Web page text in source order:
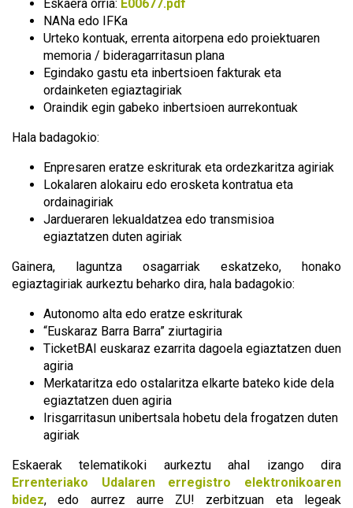
Eskaera orria: E00677.pdf
NANa edo IFKa
Urteko kontuak, errenta aitorpena edo proiektuaren
memoria / bideragarritasun plana
Egindako gastu eta inbertsioen fakturak eta
ordainketen egiaztagiriak
Oraindik egin gabeko inbertsioen aurrekontuak
Hala badagokio:
Enpresaren eratze eskriturak eta ordezkaritza agiriak
Lokalaren alokairu edo erosketa kontratua eta
ordainagiriak
Jardueraren lekualdatzea edo transmisioa
egiaztatzen duten agiriak
Gainera, laguntza osagarriak eskatzeko, honako
egiaztagiriak aurkeztu beharko dira, hala badagokio:
Autonomo alta edo eratze eskriturak
“Euskaraz Barra Barra” ziurtagiria
TicketBAI euskaraz ezarrita dagoela egiaztatzen duen
agiria
Merkataritza edo ostalaritza elkarte bateko kide dela
egiaztatzen duen agiria
Irisgarritasun unibertsala hobetu dela frogatzen duten
agiriak
Eskaerak telematikoki aurkeztu ahal izango dira
Errenteriako Udalaren erregistro elektronikoaren
bidez, edo aurrez aurre ZU! zerbitzuan eta legeak